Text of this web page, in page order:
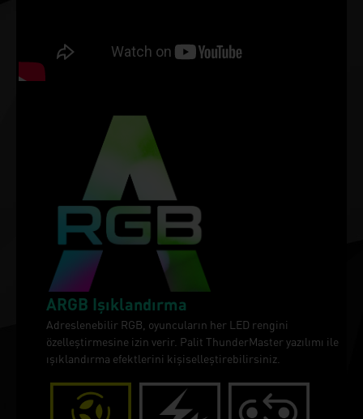
ARGB Işıklandırma
Adreslenebilir RGB, oyuncuların her LED rengini
özelleştirmesine izin verir. Palit ThunderMaster yazılımı ile
ışıklandırma efektlerini kişiselleştirebilirsiniz.